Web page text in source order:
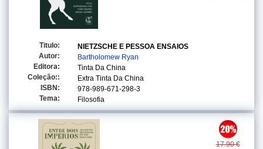
Titulo:
NIETZSCHE E PESSOA ENSAIOS
Autor:
Bartholomew Ryan
Editora:
Tinta Da China
Coleção::
Extra Tinta Da China
ISBN:
978-989-671-298-3
Tema:
Filosofia
17.90 €